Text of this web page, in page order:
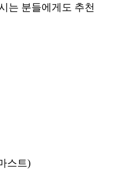
는 분들에게도 추천
스트)